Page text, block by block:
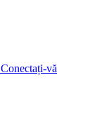
Conectați-vă